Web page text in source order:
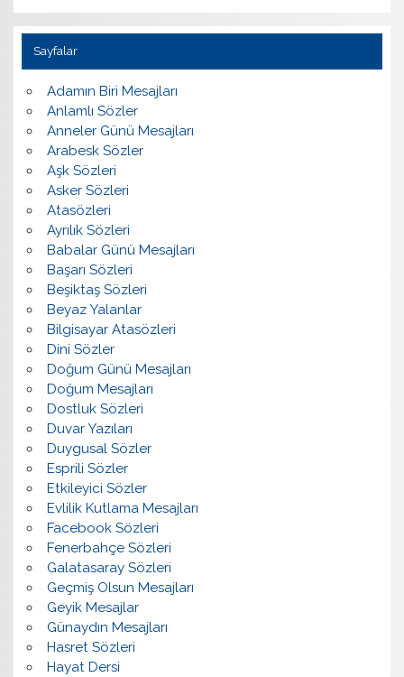
Sayfalar
Adamın Biri Mesajları
Anlamlı Sözler
Anneler Günü Mesajları
Arabesk Sözler
Aşk Sözleri
Asker Sözleri
Atasözleri
Ayrılık Sözleri
Babalar Günü Mesajları
Başarı Sözleri
Beşiktaş Sözleri
Beyaz Yalanlar
Bilgisayar Atasözleri
Dini Sözler
Doğum Günü Mesajları
Doğum Mesajları
Dostluk Sözleri
Duvar Yazıları
Duygusal Sözler
Esprili Sözler
Etkileyici Sözler
Evlilik Kutlama Mesajları
Facebook Sözleri
Fenerbahçe Sözleri
Galatasaray Sözleri
Geçmiş Olsun Mesajları
Geyik Mesajlar
Günaydın Mesajları
Hasret Sözleri
Hayat Dersi